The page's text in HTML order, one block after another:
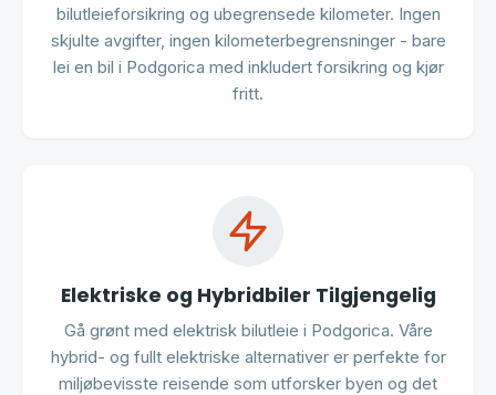
bilutleieforsikring og ubegrensede kilometer. Ingen
skjulte avgifter, ingen kilometerbegrensninger - bare
lei en bil i Podgorica med inkludert forsikring og kjør
fritt.
Elektriske og Hybridbiler Tilgjengelig
Gå grønt med elektrisk bilutleie i Podgorica. Våre
hybrid- og fullt elektriske alternativer er perfekte for
miljøbevisste reisende som utforsker byen og det